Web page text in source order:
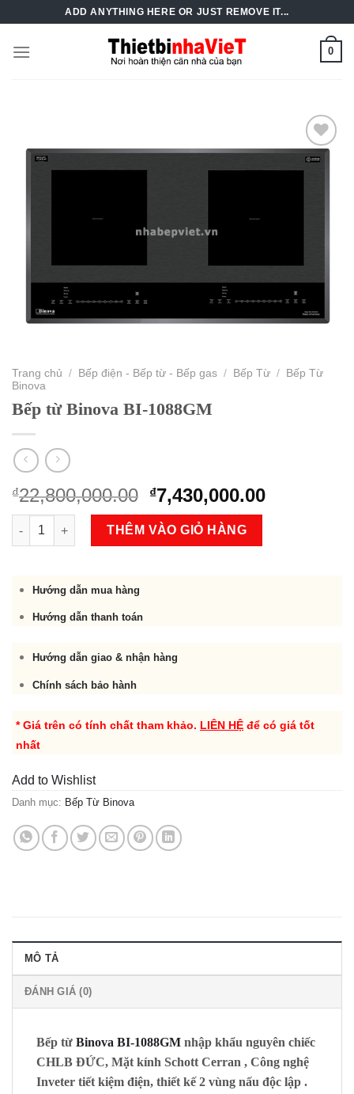
content
ADD ANYTHING HERE OR JUST REMOVE IT...
0
Add to
Trang chủ / Bếp điện - Bếp từ - Bếp gas / Bếp Từ / Bếp Từ
Binova
Bếp từ Binova BI-1088GM
₫22,800,000.00 Original
price
was:
₫22,800,000.00.
₫7,430,000.00Current
Bếp từ Binova BI-1088GM số lượng
THÊM VÀO GIỎ HÀNG
Hướng dẫn mua hàng
Hướng dẫn thanh toán
Hướng dẫn giao & nhận hàng
Chính sách bảo hành
* Giá trên có tính chất tham khảo. LIÊN HỆ để có giá tốt
nhất
Add to Wishlist
Danh mục: Bếp Từ Binova
MÔ TẢ
ĐÁNH GIÁ (0)
Bếp từ Binova BI-1088GM nhập khẩu nguyên chiếc
CHLB ĐỨC, Mặt kính Schott Cerran , Công nghệ
Inveter tiết kiệm điện, thiết kế 2 vùng nấu độc lập .